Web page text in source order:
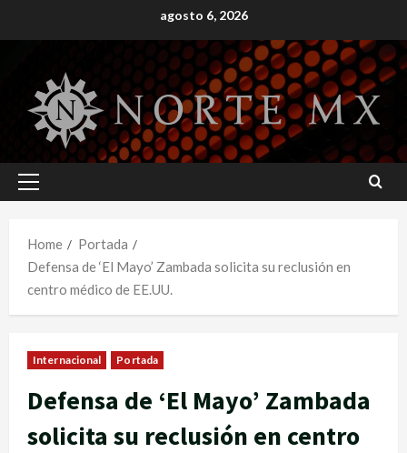
to
agosto 6, 2026
Primary
Home
Portada
Defensa de ‘El Mayo’ Zambada solicita su reclusión en
centro médico de EE.UU.
Internacional Portada
Defensa de ‘El Mayo’ Zambada
solicita su reclusión en centro